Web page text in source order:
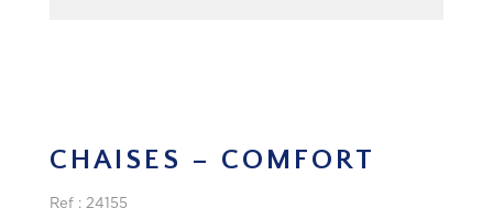
CHAISES – COMFORT
Ref : 24155